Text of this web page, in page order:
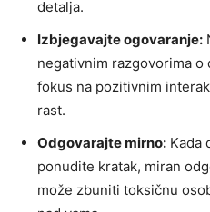
detalja.
Izbjegavajte ogovaranje:
negativnim razgovorima o
fokus na pozitivnim
rast.
Odgovarajte mirno: Kada
ponudite kratak, miran
može zbuniti toksičnu